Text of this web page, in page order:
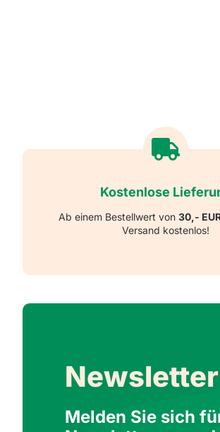
Kostenlose
Ab einem Bestellwert von30,-
Versand kostenlos!
Newsletter
Melden Sie sich